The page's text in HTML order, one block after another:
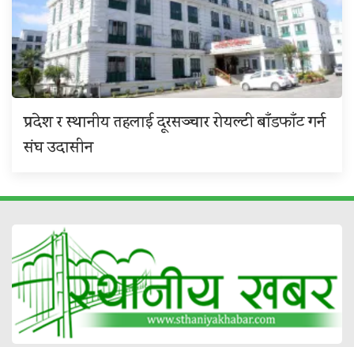
प्रदेश र स्थानीय तहलाई दूरसञ्चार रोयल्टी बाँडफाँट गर्न
संघ उदासीन